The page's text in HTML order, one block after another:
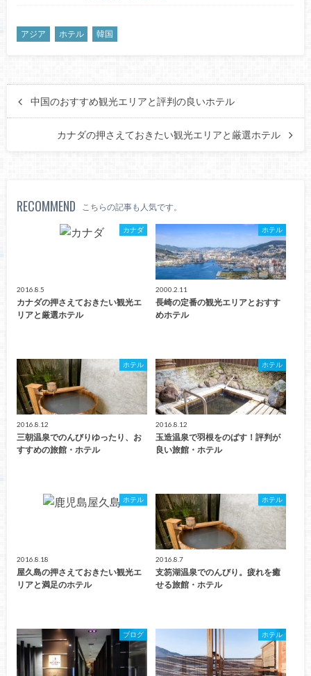
アジア ホテル 韓国
中国のおすすめ観光エリアと評判の良いホテル
カナダの押さえておきたい観光エリアと厳選ホテル
RECOMMEND こちらの記事も人気です。
カナダ
2016.8.5
カナダの押さえておきたい観光エ
リアと厳選ホテル
ホテル
2000.2.11
長崎の定番の観光エリアとおすす
めホテル
ホテル
2016.8.12
三朝温泉でのんびりゆったり、お
すすめの旅館・ホテル
ホテル
2016.8.12
玉造温泉で羽根をのばす！評判が
良い旅館・ホテル
ホテル
2016.8.18
屋久島の押さえておきたい観光エ
リアと満足のホテル
ホテル
2016.8.7
支笏湖温泉でのんびり。疲れを癒
せる旅館・ホテル
ブログ ホテル